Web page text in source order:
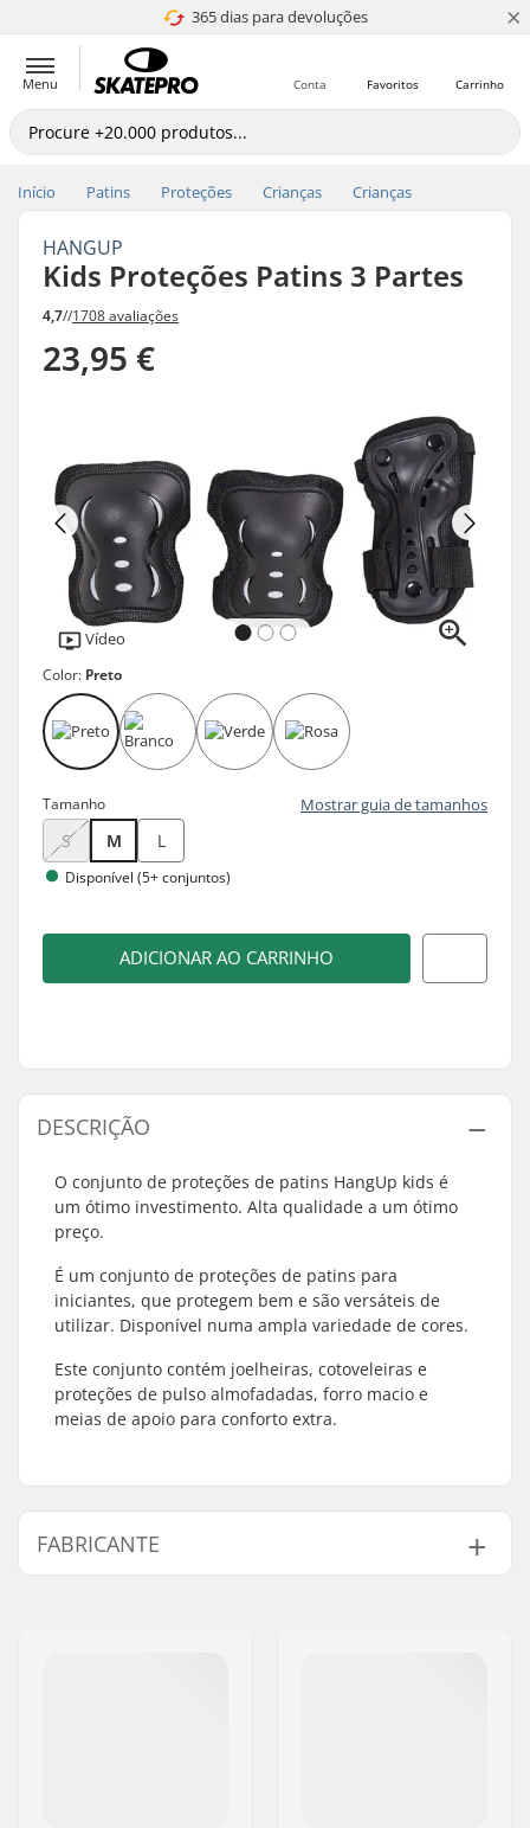
365 dias para devoluções
4.8 de 5 ×
Menu Carrinho
Favoritos
Conta
Início Patins Proteções Crianças Crianças
HANGUP
Kids Proteções Patins 3 Partes
4,7//1708 avaliações
23,95 €
Vídeo
Color: Preto
Tamanho Mostrar guia de tamanhos
S M L
Disponível (5+ conjuntos)
ADICIONAR AO CARRINHO
DESCRIÇÃO
O conjunto de proteções de patins HangUp kids é
um ótimo investimento. Alta qualidade a um ótimo
preço.
É um conjunto de proteções de patins para
iniciantes, que protegem bem e são versáteis de
utilizar. Disponível numa ampla variedade de cores.
Este conjunto contém joelheiras, cotoveleiras e
proteções de pulso almofadadas, forro macio e
meias de apoio para conforto extra.
FABRICANTE